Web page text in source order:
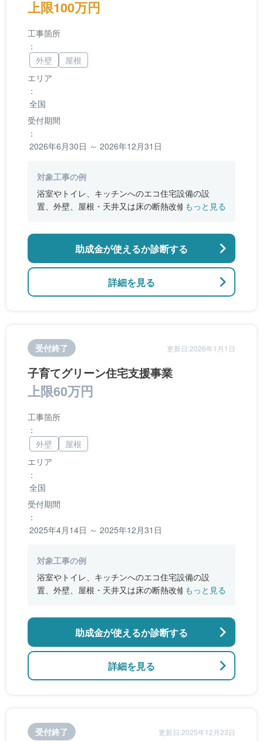
上限100万円
エリア
：
全国
受付期間
：
2026年6月30日 ～ 2026年12月31日
工事箇所
：
外壁
屋根
対象工事の例
浴室やトイレ、キッチンへのエコ住宅設備の設
置、外壁、屋根・天井又は床の断熱改修、窓やド
のバリアフリー改修
もっと見る
詳細を見る
助成金が使えるか診断する
受付終了 更新日:2026年1月1日
子育てグリーン住宅支援事業
上限60万円
エリア
：
全国
受付期間
：
2025年4月14日 ～ 2025年12月31日
工事箇所
：
外壁
屋根
対象工事の例
浴室やトイレ、キッチンへのエコ住宅設備の設
置、外壁、屋根・天井又は床の断熱改修、窓やド
のバリアフリー改修
もっと見る
詳細を見る
助成金が使えるか診断する
受付終了 更新日:2025年12月23日